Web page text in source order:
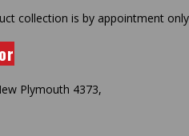
collection is by appointment
Plymouth 4373,